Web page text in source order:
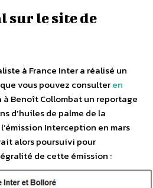
sur le site de
à France Inter a réalisé un
vous pouvez consulteren
à Benoît Collombat un reportage
d’huiles de palme de la
Interception en mars
alors poursuivi pour
de cette émission :